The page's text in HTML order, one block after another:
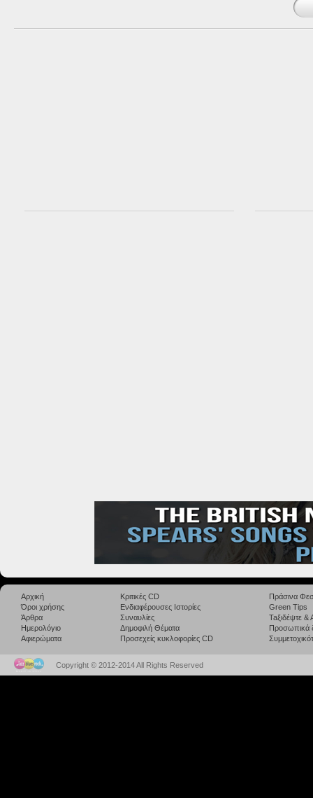
Αρχική
Όροι χρήσης
Άρθρα
Ημερολόγιο
Αφιερώματα
Κριτικές CD
Ενδιαφέρουσες Ιστορίες
Συναυλίες
Δημοφιλή Θέματα
Προσεχείς κυκλοφορίες CD
Πράσινα
Green Tips
Taξιδέψτε
Προσωπικά
Copyright © 2012-2014 All Rights Reserved